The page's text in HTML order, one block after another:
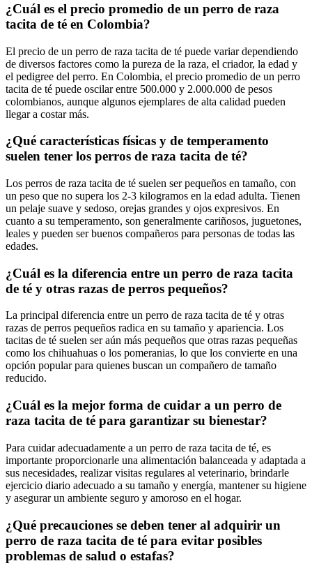
¿Cuál es el precio promedio de un perro de raza
tacita de té en Colombia?
El precio de un perro de raza tacita de té puede variar dependiendo
de diversos factores como la pureza de la raza, el criador, la edad y
el pedigree del perro. En Colombia, el precio promedio de un perro
tacita de té puede oscilar entre 500.000 y 2.000.000 de pesos
colombianos, aunque algunos ejemplares de alta calidad pueden
llegar a costar más.
¿Qué características físicas y de temperamento
suelen tener los perros de raza tacita de té?
Los perros de raza tacita de té suelen ser pequeños en tamaño, con
un peso que no supera los 2-3 kilogramos en la edad adulta. Tienen
un pelaje suave y sedoso, orejas grandes y ojos expresivos. En
cuanto a su temperamento, son generalmente cariñosos, juguetones,
leales y pueden ser buenos compañeros para personas de todas las
edades.
¿Cuál es la diferencia entre un perro de raza tacita
de té y otras razas de perros pequeños?
La principal diferencia entre un perro de raza tacita de té y otras
razas de perros pequeños radica en su tamaño y apariencia. Los
tacitas de té suelen ser aún más pequeños que otras razas pequeñas
como los chihuahuas o los pomeranias, lo que los convierte en una
opción popular para quienes buscan un compañero de tamaño
reducido.
¿Cuál es la mejor forma de cuidar a un perro de
raza tacita de té para garantizar su bienestar?
Para cuidar adecuadamente a un perro de raza tacita de té, es
importante proporcionarle una alimentación balanceada y adaptada a
sus necesidades, realizar visitas regulares al veterinario, brindarle
ejercicio diario adecuado a su tamaño y energía, mantener su higiene
y asegurar un ambiente seguro y amoroso en el hogar.
¿Qué precauciones se deben tener al adquirir un
perro de raza tacita de té para evitar posibles
problemas de salud o estafas?